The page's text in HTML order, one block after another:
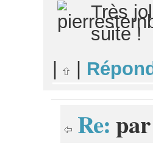
Très
suite !
Re: